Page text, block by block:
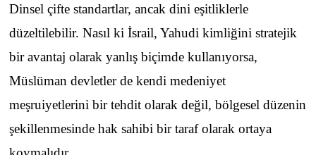
Dinsel çifte standartlar, ancak dini eşitliklerle
düzeltilebilir. Nasıl ki İsrail, Yahudi kimliğini stratejik
bir avantaj olarak yanlış biçimde kullanıyorsa,
Müslüman devletler de kendi medeniyet
meşruiyetlerini bir tehdit olarak değil, bölgesel düzenin
şekillenmesinde hak sahibi bir taraf olarak ortaya